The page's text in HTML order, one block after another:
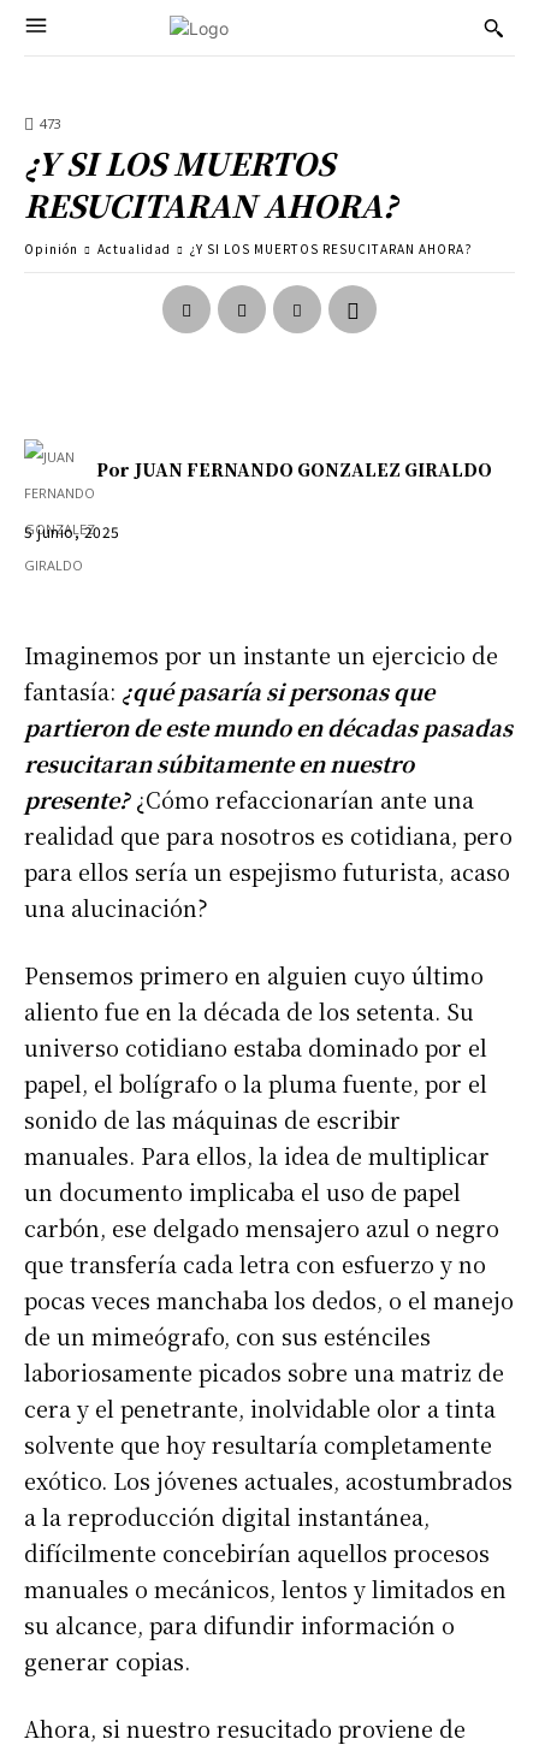
473
¿Y SI LOS MUERTOS
RESUCITARAN AHORA?
Opinión Actualidad ¿Y SI LOS MUERTOS RESUCITARAN AHORA?
Por JUAN FERNANDO GONZALEZ GIRALDO
5 junio, 2025
Imaginemos por un instante un ejercicio de
fantasía: ¿qué pasaría si personas que
partieron de este mundo en décadas pasadas
resucitaran súbitamente en nuestro
presente? ¿Cómo refaccionarían ante una
realidad que para nosotros es cotidiana, pero
para ellos sería un espejismo futurista, acaso
una alucinación?
Pensemos primero en alguien cuyo último
aliento fue en la década de los setenta. Su
universo cotidiano estaba dominado por el
papel, el bolígrafo o la pluma fuente, por el
sonido de las máquinas de escribir
manuales. Para ellos, la idea de multiplicar
un documento implicaba el uso de papel
carbón, ese delgado mensajero azul o negro
que transfería cada letra con esfuerzo y no
pocas veces manchaba los dedos, o el manejo
de un mimeógrafo, con sus esténciles
laboriosamente picados sobre una matriz de
cera y el penetrante, inolvidable olor a tinta
solvente que hoy resultaría completamente
exótico. Los jóvenes actuales, acostumbrados
a la reproducción digital instantánea,
difícilmente concebirían aquellos procesos
manuales o mecánicos, lentos y limitados en
su alcance, para difundir información o
generar copias.
Ahora, si nuestro resucitado proviene de